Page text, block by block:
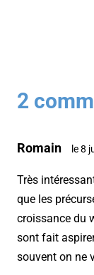
2
Romain le 8
Très
que les
croissance du
sont fait
souvent on ne